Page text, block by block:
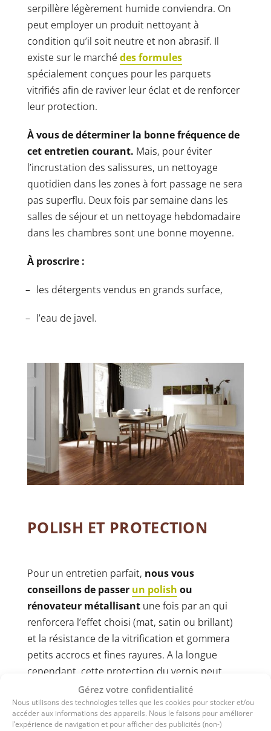
Gérez votre confidentialité
Nous utilisons des technologies telles que les cookies pour stocker et/ou
accéder aux informations des appareils. Nous le faisons pour améliorer
l’expérience de navigation et pour afficher des publicités (non-)
serpillère légèrement humide conviendra. On
peut employer un produit nettoyant à
condition qu’il soit neutre et non abrasif. Il
existe sur le marché des formules
spécialement conçues pour les parquets
vitrifiés afin de raviver leur éclat et de renforcer
leur protection.
À vous de déterminer la bonne fréquence de
cet entretien courant. Mais, pour éviter
l’incrustation des salissures, un nettoyage
quotidien dans les zones à fort passage ne sera
pas superflu. Deux fois par semaine dans les
salles de séjour et un nettoyage hebdomadaire
dans les chambres sont une bonne moyenne.
À proscrire :
les détergents vendus en grands surface,
l’eau de javel.
POLISH ET PROTECTION
Pour un entretien parfait, nous vous
conseillons de passer un polish ou
rénovateur métallisant une fois par an qui
renforcera l’effet choisi (mat, satin ou brillant)
et la résistance de la vitrification et gommera
petits accrocs et fines rayures. A la longue
cependant, cette protection du vernis peut
s’écailler. Il est alors recommandé de le décaper
avec un détergent métallisant avant la pose du
nouveau polish, une fois toutes les 5